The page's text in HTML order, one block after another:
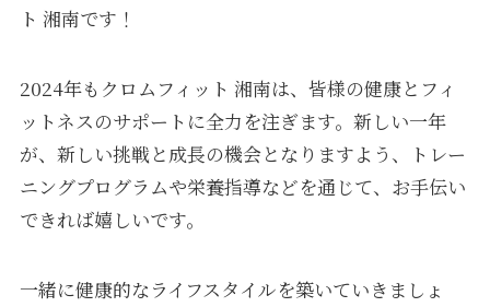
ト 湘南です！
2024年もクロムフィット 湘南は、皆様の健康とフィ
ットネスのサポートに全力を注ぎます。新しい一年
が、新しい挑戦と成長の機会となりますよう、トレー
ニングプログラムや栄養指導などを通じて、お手伝い
できれば嬉しいです。
一緒に健康的なライフスタイルを築いていきましょ